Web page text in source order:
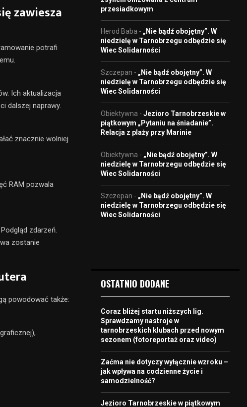
zawiesza
potrafi
Ich aktualizacja
dalszej naprawy.
znacznie wolniej
RAM pozwala
zdarzeń.
zostanie
powodować także:
przesiadkowym
Herod Baba - „Nie bądź obojętny”. W
niedzielę w Tarnobrzegu odbędzie się
Wiec Solidarności
Szczepan - „Nie bądź obojętny”. W
niedzielę w Tarnobrzegu odbędzie się
Wiec Solidarności
Obiektywna - Jezioro Tarnobrzeskie w
piątkowym „Pytaniu na śniadanie”.
Relacja z plaży przy Marinie
Obiektywna - „Nie bądź obojętny”. W
niedzielę w Tarnobrzegu odbędzie się
Wiec Solidarności
Szczepan - „Nie bądź obojętny”. W
niedzielę w Tarnobrzegu odbędzie się
Wiec Solidarności
OSTATNIO DODANE
Coraz bliżej startu niższych lig.
Sprawdzamy nastroje w
tarnobrzeskich klubach przed nowym
sezonem (fotoreportaż oraz video)
Zaćma nie dotyczy wyłącznie wzroku –
jak wpływa na codzienne życie i
samodzielność?
Jezioro Tarnobrzeskie w piątkowym